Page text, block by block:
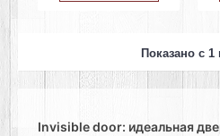
Показано с 1
Invisible door: идеальная